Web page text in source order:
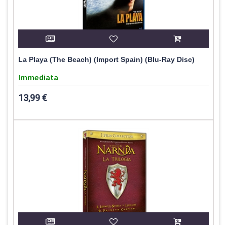
La Playa (The Beach) (Import Spain) (Blu-Ray Disc)
Immediata
13,99 €